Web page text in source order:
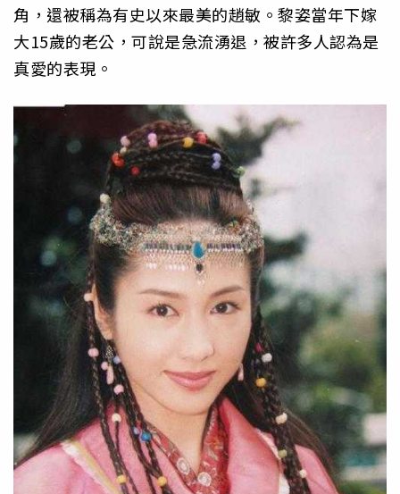
角，還被稱為有史以來最美的趙敏。黎姿當年下嫁
大15歲的老公，可說是急流湧退，被許多人認為是
真愛的表現。